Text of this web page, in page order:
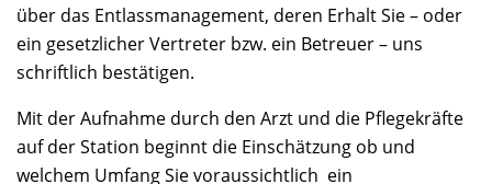
über das Entlassmanagement, deren Erhalt Sie – oder
ein gesetzlicher Vertreter bzw. ein Betreuer – uns
schriftlich bestätigen.
Mit der Aufnahme durch den Arzt und die Pflegekräfte
auf der Station beginnt die Einschätzung ob und
welchem Umfang Sie voraussichtlich ein